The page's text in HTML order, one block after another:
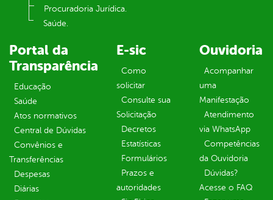
Procuradoria Jurídica.
Saúde.
Portal da
Transparência
Educação
Saúde
Atos normativos
Central de Dúvidas
Convênios e
Transferências
Despesas
Diárias
E-sic
Como
solicitar
Consulte sua
Solicitação
Decretos
Estatísticas
Formulários
Prazos e
autoridades
Ouvidoria
Acompanhar
uma
Manifestação
Atendimento
via WhatsApp
Competências
da Ouvidoria
Dúvidas?
Acesse o FAQ